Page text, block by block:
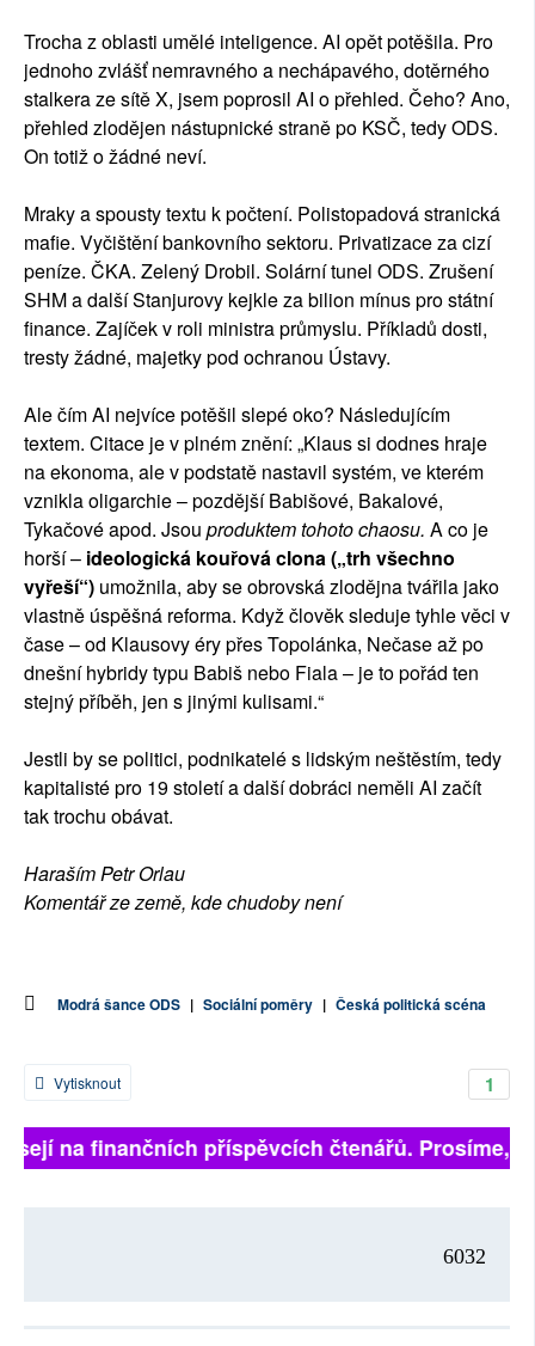
Trocha z oblasti umělé inteligence. AI opět potěšila. Pro
jednoho zvlášť nemravného a nechápavého, dotěrného
stalkera ze sítě X, jsem poprosil AI o přehled. Čeho? Ano,
přehled zlodějen nástupnické straně po KSČ, tedy ODS.
On totiž o žádné neví.
Mraky a spousty textu k počtení. Polistopadová stranická
mafie. Vyčištění bankovního sektoru. Privatizace za cizí
peníze. ČKA. Zelený Drobil. Solární tunel ODS. Zrušení
SHM a další Stanjurovy kejkle za bilion mínus pro státní
finance. Zajíček v roli ministra průmyslu. Příkladů dosti,
tresty žádné, majetky pod ochranou Ústavy.
Ale čím AI nejvíce potěšil slepé oko? Následujícím
textem. Citace je v plném znění: „Klaus si dodnes hraje
na ekonoma, ale v podstatě nastavil systém, ve kterém
vznikla oligarchie – pozdější Babišové, Bakalové,
Tykačové apod. Jsou produktem tohoto chaosu. A co je
horší – ideologická kouřová clona („trh všechno
vyřeší“) umožnila, aby se obrovská zlodějna tvářila jako
vlastně úspěšná reforma. Když člověk sleduje tyhle věci v
čase – od Klausovy éry přes Topolánka, Nečase až po
dnešní hybridy typu Babiš nebo Fiala – je to pořád ten
stejný příběh, jen s jinými kulisami.“
Jestli by se politici, podnikatelé s lidským neštěstím, tedy
kapitalisté pro 19 století a další dobráci neměli AI začít
tak trochu obávat.
Haraším Petr Orlau
Komentář ze země, kde chudoby není
Modrá šance ODS | Sociální poměry | Česká politická scéna
1
Vytisknout
na finančních příspěvcích čtenářů. Prosíme,
6032